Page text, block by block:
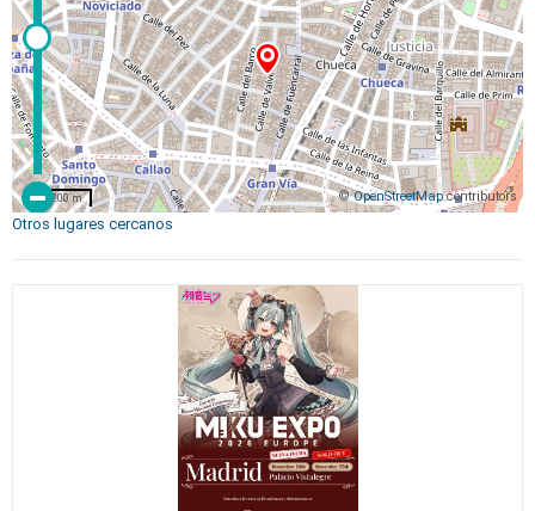
©OpenStreetMapcontributors
200 m
Otros lugares cercanos